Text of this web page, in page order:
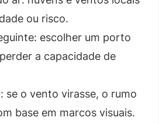
ou risco.
escolher um porto
a capacidade de
se o vento virasse, o rumo
base em marcos visuais.